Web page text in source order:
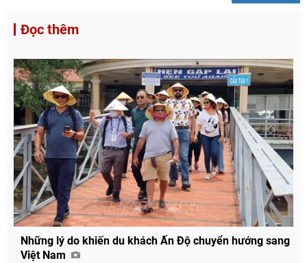
Đọc thêm
Những lý do khiến du khách Ấn Độ chuyển hướng sang
Việt Nam